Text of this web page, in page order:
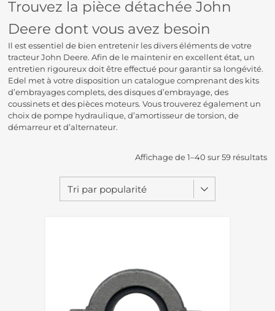
Trouvez la pièce détachée John
Deere dont vous avez besoin
Il est essentiel de bien entretenir les divers éléments de votre
tracteur John Deere. Afin de le maintenir en excellent état, un
entretien rigoureux doit être effectué pour garantir sa longévité.
Edel met à votre disposition un catalogue comprenant des kits
d’embrayages complets, des disques d’embrayage, des
coussinets et des pièces moteurs. Vous trouverez également un
choix de pompe hydraulique, d’amortisseur de torsion, de
démarreur et d’alternateur.
Affichage de 1–40 sur 59 résultats